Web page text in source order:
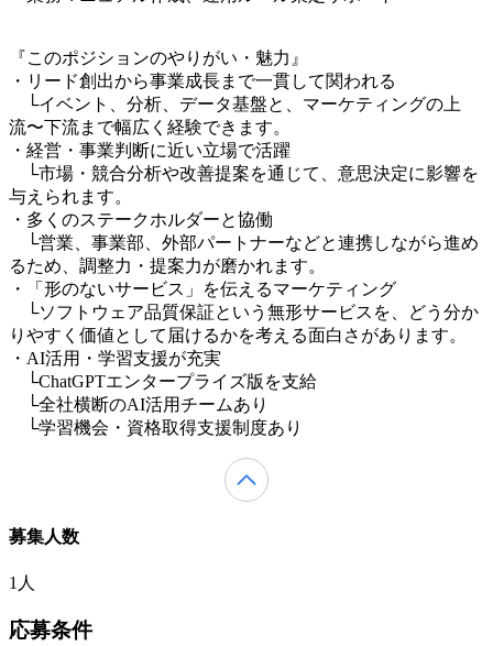
『このポジションのやりがい・魅力』
・リード創出から事業成長まで一貫して関われる
└イベント、分析、データ基盤と、マーケティングの上
流〜下流まで幅広く経験できます。
・経営・事業判断に近い立場で活躍
└市場・競合分析や改善提案を通じて、意思決定に影響を
与えられます。
・多くのステークホルダーと協働
└営業、事業部、外部パートナーなどと連携しながら進め
るため、調整力・提案力が磨かれます。
・「形のないサービス」を伝えるマーケティング
└ソフトウェア品質保証という無形サービスを、どう分か
りやすく価値として届けるかを考える面白さがあります。
・AI活用・学習支援が充実
└ChatGPTエンタープライズ版を支給
└全社横断のAI活用チームあり
└学習機会・資格取得支援制度あり
募集人数
1人
応募条件